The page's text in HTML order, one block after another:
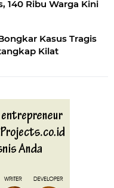
140 Ribu Warga Kini
Kasus Tragis
Kilat